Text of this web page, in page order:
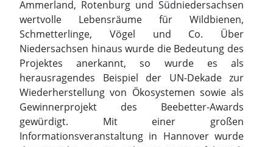
Ammerland, Rotenburg und Südniedersachsen
wertvolle Lebensräume für Wildbienen,
Schmetterlinge, Vögel und Co. Über
Niedersachsen hinaus wurde die Bedeutung des
Projektes anerkannt, so wurde es als
herausragendes Beispiel der UN-Dekade zur
Wiederherstellung von Ökosystemen sowie als
Gewinnerprojekt des Beebetter-Awards
gewürdigt. Mit einer großen
Informationsveranstaltung in Hannover wurde